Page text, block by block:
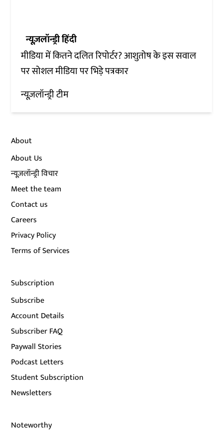
न्यूज़लॉन्ड्री हिंदी
मीडिया में कितने दलित रिपोर्टर? आशुतोष के इस सवाल
पर सोशल मीडिया पर भिड़े पत्रकार
न्यूज़लॉन्ड्री टीम
About
About Us
न्यूज़लॉन्ड्री विचार
Meet the team
Contact us
Careers
Privacy Policy
Terms of Services
Subscription
Subscribe
Account Details
Subscriber FAQ
Paywall Stories
Podcast Letters
Student Subscription
Newsletters
Noteworthy